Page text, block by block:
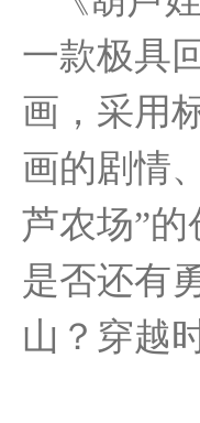
一款极具
画，采用
画的剧情
芦农场”
是否还有
山？穿越